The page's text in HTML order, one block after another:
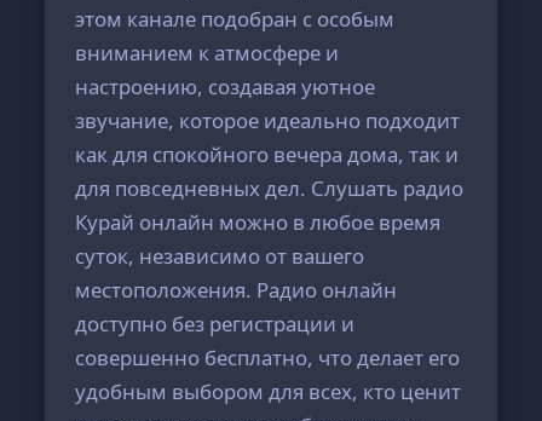
этом канале подобран с особым
вниманием к атмосфере и
настроению, создавая уютное
звучание, которое идеально подходит
как для спокойного вечера дома, так и
для повседневных дел. Слушать радио
Курай онлайн можно в любое время
суток, независимо от вашего
местоположения. Радио онлайн
доступно без регистрации и
совершенно бесплатно, что делает его
удобным выбором для всех, кто ценит